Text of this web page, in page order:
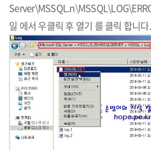
일 에서 우클릭 후 열기 를 클릭 합니다.